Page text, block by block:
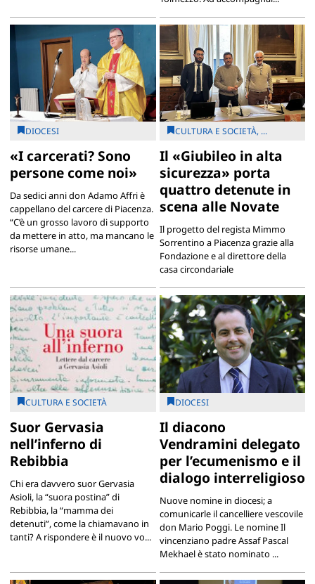
DIOCESI
«I carcerati? Sono
persone come noi»
Da sedici anni don Adamo Affri è
cappellano del carcere di Piacenza.
“C’è un grosso lavoro di supporto
da mettere in atto, ma mancano le
risorse umane...
CULTURA E SOCIETÀ, ...
Il «Giubileo in alta
sicurezza» porta
quattro detenute in
scena alle Novate
Il progetto del regista Mimmo
Sorrentino a Piacenza grazie alla
Fondazione e al direttore della
casa circondariale
CULTURA E SOCIETÀ
Suor Gervasia
nell’inferno di
Rebibbia
Chi era davvero suor Gervasia
Asioli, la “suora postina” di
Rebibbia, la “mamma dei
detenuti”, come la chiamavano in
tanti? A rispondere è il nuovo vo...
DIOCESI
Il diacono
Vendramini delegato
per l’ecumenismo e il
dialogo interreligioso
Nuove nomine in diocesi; a
comunicarle il cancelliere vescovile
don Mario Poggi. Le nomine Il
vincenziano padre Assaf Pascal
Mekhael è stato nominato ...